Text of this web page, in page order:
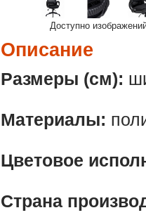
Доступно
Описание
Размеры (см):
Материалы:
Цветовое
Страна